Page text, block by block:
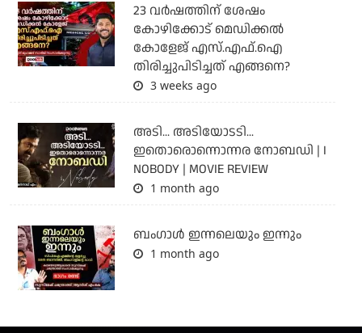
23 വർഷത്തിന് ശേഷം
കോഴിക്കോട് മെഡിക്കൽ
കോളേജ് എസ്.എഫ്.ഐ
തിരിച്ചുപിടിച്ചത് എങ്ങനെ?
3 weeks ago
അടി... അടിയോടടി...
ഇതൊരൊന്നൊന്നര നോബഡി | I
NOBODY | MOVIE REVIEW
1 month ago
ബംഗാള്‍ ഇന്നലെയും ഇന്നും
1 month ago